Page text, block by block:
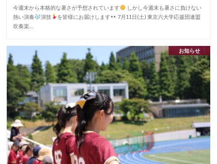
今週末から本格的な暑さが予想されています
しかし今週末も暑さに負けない
熱い演奏
演技 を皆様にお届けします
7月11日(土) 東京六大学応援団連盟
吹奏楽…
お知らせ